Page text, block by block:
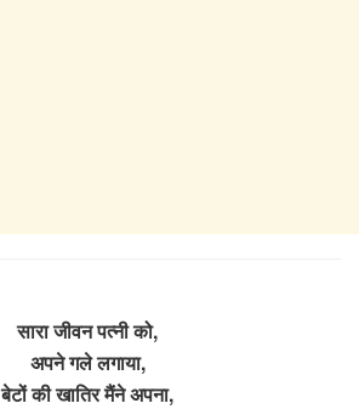
सारा जीवन पत्नी को,
अपने गले लगाया,
बेटों की खातिर मैंने अपना,